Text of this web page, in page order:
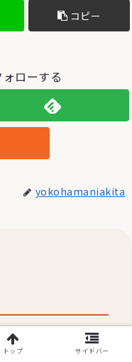
コピー
ローする
yokohamaniakita
快適に！乗り越え
トップ サイドバー